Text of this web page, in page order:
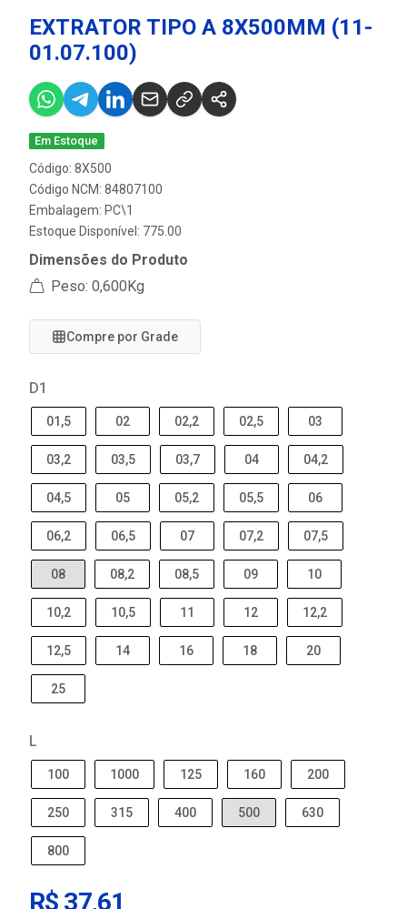
EXTRATOR TIPO A 8X500MM (11-
01.07.100)
Em Estoque
Código: 8X500
Código NCM: 84807100
Embalagem: PC\1
Estoque Disponível: 775.00
Dimensões do Produto
Peso: 0,600Kg
Compre por Grade
D1
01,5 02 02,2 02,5 03
03,2 03,5 03,7 04 04,2
04,5 05 05,2 05,5 06
06,2 06,5 07 07,2 07,5
08 08,2 08,5 09 10
10,2 10,5 11 12 12,2
12,5 14 16 18 20
25
L
100 1000 125 160 200
250 315 400 500 630
800
R$ 37,61